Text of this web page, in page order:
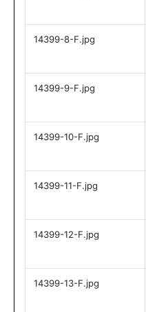
14399-8-F.jpg
14399-9-F.jpg
14399-10-F.jpg
14399-11-F.jpg
14399-12-F.jpg
14399-13-F.jpg